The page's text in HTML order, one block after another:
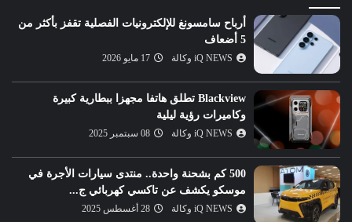
أرباح سامسونغ للإلكترونيات الفصلية تقفز بأكثر من
5 أضعاف
iQ NEWS وكالة 17 مايو 2026
Blackview تطلق هاتفا مجهزا ببطارية كبيرة
وكاميرات رؤية ليلية
iQ NEWS وكالة 08 سبتمبر 2025
500 كم بشحنة واحدة.. منتدى سيارات الأجرة في
موسكو يكشف عن تاكسي كهربائي ج...
iQ NEWS وكالة 28 أغسطس 2025